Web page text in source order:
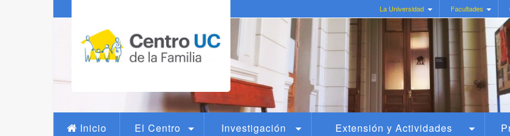
La Universidad Facultades
Inicio El Centro Investigación Extensión y Actividades